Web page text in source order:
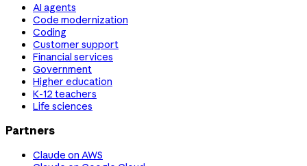
AI agents
Code modernization
Coding
Customer support
Financial services
Government
Higher education
K-12 teachers
Life sciences
Partners
Claude on AWS